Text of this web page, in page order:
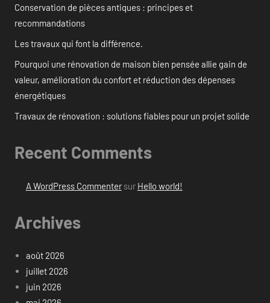
Conservation de pièces antiques : principes et
recommandations
Les travaux qui font la différence.
Pourquoi une rénovation de maison bien pensée allie gain de
valeur, amélioration du confort et réduction des dépenses
énergétiques
Travaux de rénovation : solutions fiables pour un projet solide
Recent Comments
A WordPress Commentersur Hello world!
Archives
août 2026
juillet 2026
juin 2026